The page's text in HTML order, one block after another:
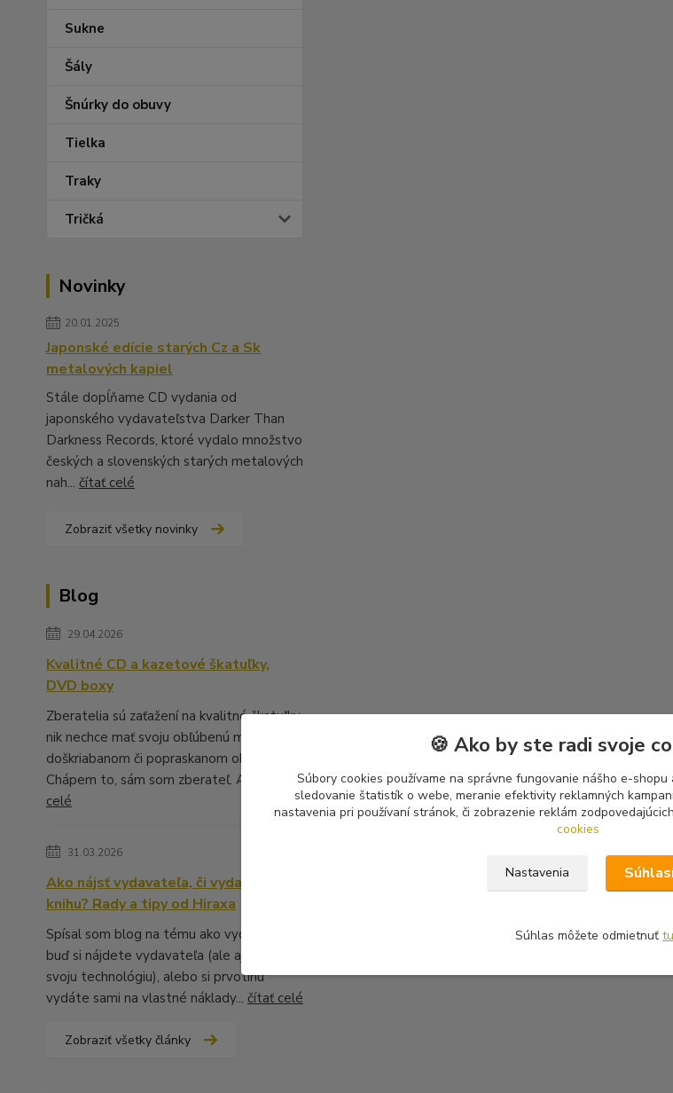
Sukne
Šály
Šnúrky do obuvy
Tielka
Traky
Tričká
Novinky
20.01.2025
Japonské edície starých Cz a Sk
metalových kapiel
Stále dopĺňame CD vydania od
japonského vydavateľstva Darker Than
Darkness Records, ktoré vydalo množstvo
českých a slovenských starých metalových
nah... čítať celé
Zobraziť všetky novinky
Blog
29.04.2026
Kvalitné CD a kazetové škatuľky,
DVD boxy
Zberatelia sú zaťažení na kvalitné škatuľky,
nik nechce mať svoju obľúbenú muziku v
doškriabanom či popraskanom obale.
Chápem to, sám som zberateľ. A ...
celé
31.03.2026
Ako nájsť vydavateľa, či vydať vlastnú
knihu? Rady a tipy od Hiraxa
Spísal som blog na tému ako vydať knihu -
buď si nájdete vydavateľa (ale aj to má
svoju technológiu), alebo si prvotinu
vydáte sami na vlastné náklady... čítať celé
Zobraziť všetky články
🍪 Ako by ste radi svoje
Súbory cookies používame na správne fungovanie nášho e-
sledovanie štatistík o webe, meranie efektivity reklamných
nastavenia pri používaní stránok, či zobrazenie reklám
cookies
Nastavenia
Súhlas môžete odmietnuť tu